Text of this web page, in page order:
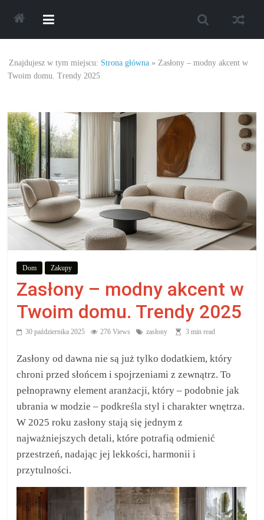
content
Najlepsze
oferty
oraz
promocje.
Porady
dotyczące
zakupów,
aby
wiedzieć,
co
kupić.
Poznaj
co
jak
oraz
gdzie
Znajdujesz w tym miejscu: Strona główna »Zasłony – modny akcent w
Twoim domu. Trendy 2025
Dom Zakupy
Zasłony – modny akcent w
Twoim domu. Trendy 2025
30 października 2025 276 Views zasłony 3 min read
Zasłony od dawna nie są już tylko dodatkiem, który
chroni przed słońcem i spojrzeniami z zewnątrz. To
pełnoprawny element aranżacji, który – podobnie jak
ubrania w modzie – podkreśla styl i charakter wnętrza.
W 2025 roku zasłony stają się jednym z
najważniejszych detali, które potrafią odmienić
przestrzeń, nadając jej lekkości, harmonii i
przytulności.